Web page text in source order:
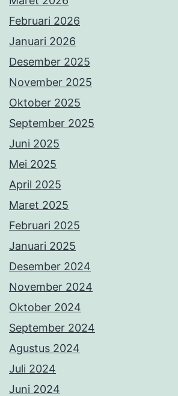
Februari 2026
Januari 2026
Desember 2025
November 2025
Oktober 2025
September 2025
Juni 2025
Mei 2025
April 2025
Maret 2025
Februari 2025
Januari 2025
Desember 2024
November 2024
Oktober 2024
September 2024
Agustus 2024
Juli 2024
Juni 2024